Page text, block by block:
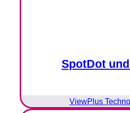
SpotDot und
ViewPlus